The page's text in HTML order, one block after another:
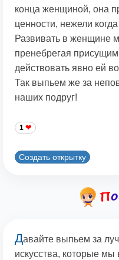
конца женщиной, она
ценности, нежели
Развивать в женщине
пренебрегая
действовать явно ей
Так выпьем же за
наших подруг!
1
Создать открытку
Давайте выпьем за
искусства, которые